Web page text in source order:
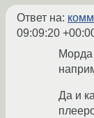
Ответ на:
09:09:20
Морда
Да и